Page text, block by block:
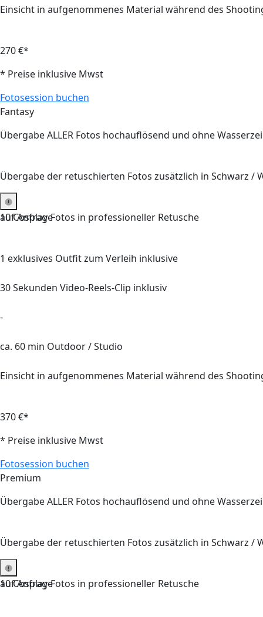
Einsicht in aufgenommenes Material während des
270 €*
* Preise inklusive Mwst
Fotosession buchen
Fantasy
Übergabe ALLER Fotos hochauflösend und ohne
Übergabe der retuschierten Fotos zusätzlich in Schwarz /
auf Anfrage
10 Cosplay-Fotos in professioneller Retusche
1 exklusives Outfit zum Verleih inklusive
30 Sekunden Video-Reels-Clip inklusiv
-
ca. 60 min Outdoor / Studio
Einsicht in aufgenommenes Material während des
370 €*
* Preise inklusive Mwst
Fotosession buchen
Premium
Übergabe ALLER Fotos hochauflösend und ohne
Übergabe der retuschierten Fotos zusätzlich in Schwarz /
auf Anfrage
10 Cosplay-Fotos in professioneller Retusche